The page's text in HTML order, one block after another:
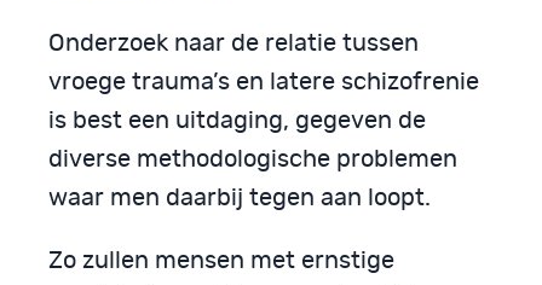
Onderzoek naar de relatie tussen
vroege trauma’s en latere schizofrenie
is best een uitdaging, gegeven de
diverse methodologische problemen
waar men daarbij tegen aan loopt.
Zo zullen mensen met ernstige